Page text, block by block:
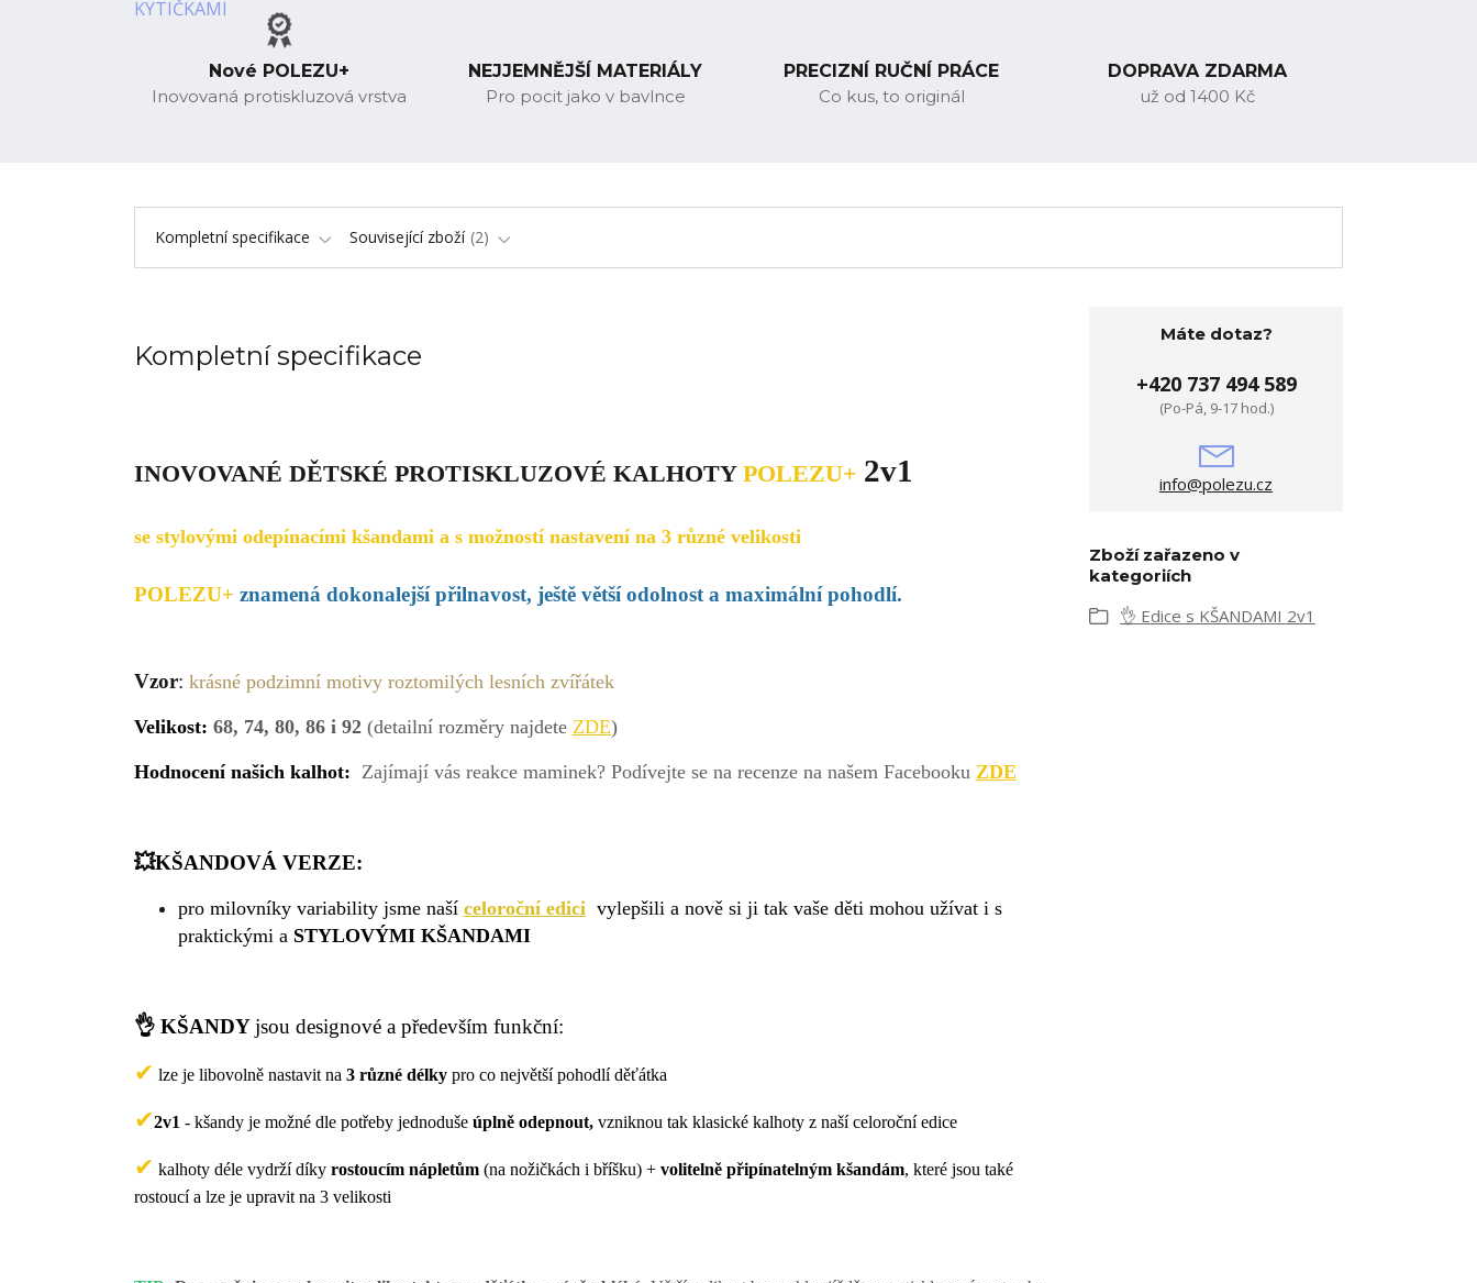
Nové POLEZU+
Inovovaná protiskluzová vrstva
NEJJEMNĚJŠÍ MATERIÁLY
Pro pocit jako v bavlnce
PRECIZNÍ RUČNÍ PRÁCE
Co kus, to originál
DOPRAVA ZDARMA
už od 1400 Kč
Kompletní specifikace Související zboží 2
Kompletní specifikace
INOVOVANÉ DĚTSKÉ PROTISKLUZOVÉ KALHOTY POLEZU+ 2v1
se stylovými odepínacími kšandami a s možností nastavení na 3 různé velikosti
POLEZU+ znamená dokonalejší přilnavost, ještě větší odolnost a maximální pohodlí.
Vzor: krásné podzimní motivy roztomilých lesních zvířátek
Velikost: 68, 74, 80, 86 i 92 (detailní rozměry najdete ZDE)
Hodnocení našich kalhot: Zajímají vás reakce maminek? Podívejte se na recenze na našem Facebooku ZDE
💥KŠANDOVÁ VERZE:
pro milovníky variability jsme naší celoroční edici vylepšili a nově si ji tak vaše děti mohou užívat i s
praktickými a STYLOVÝMI KŠANDAMI
👌 KŠANDYjsou designové a především funkční:
✔ lze je libovolně nastavit na 3 různé délky pro co největší pohodlí děťátka
✔2v1 - kšandy je možné dle potřeby jednoduše úplně odepnout, vzniknou tak klasické kalhoty z naší celoroční edice
✔ kalhoty déle vydrží díky rostoucím nápletům (na nožičkách i bříšku) + volitelně připínatelným kšandám, které jsou také
rostoucí a lze je upravit na 3 velikosti
Máte dotaz?
+420 737 494 589
(Po-Pá, 9-17 hod.)
info@polezu.cz
Zboží zařazeno v
kategoriích
👌 Edice s KŠANDAMI 2v1